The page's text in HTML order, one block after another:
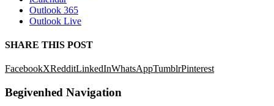
Outlook 365
Outlook Live
SHARE THIS POST
FacebookXRedditLinkedInWhatsAppTumblrPinterest
Begivenhed Navigation